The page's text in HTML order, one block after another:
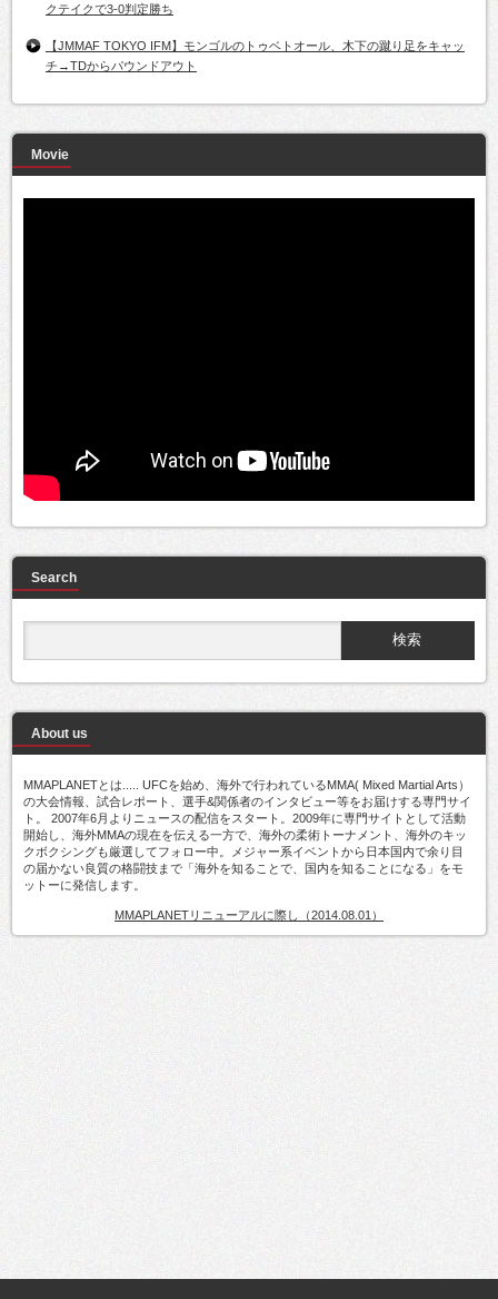
クテイクで3-0判定勝ち
【JMMAF TOKYO IFM】モンゴルのトゥベトオール、木下の蹴り足をキャッ
チ→TDからパウンドアウト
Movie
Search
About us
MMAPLANETとは..... UFCを始め、海外で行われているMMA( Mixed Martial Arts）
の大会情報、試合レポート、選手&関係者のインタビュー等をお届けする専門サイ
ト。 2007年6月よりニュースの配信をスタート。2009年に専門サイトとして活動
開始し、海外MMAの現在を伝える一方で、海外の柔術トーナメント、海外のキッ
クボクシングも厳選してフォロー中。メジャー系イベントから日本国内で余り目
の届かない良質の格闘技まで「海外を知ることで、国内を知ることになる」をモ
ットーに発信します。
MMAPLANETリニューアルに際し（2014.08.01）